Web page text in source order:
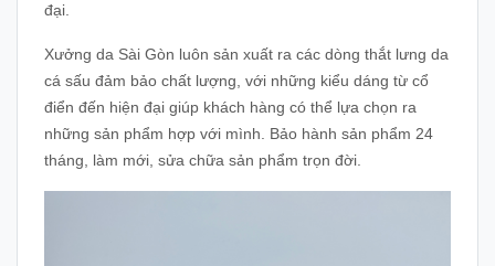
đại.
Xưởng da Sài Gòn luôn sản xuất ra các dòng thắt lưng da
cá sấu đảm bảo chất lượng, với những kiểu dáng từ cổ
điển đến hiện đại giúp khách hàng có thể lựa chọn ra
những sản phẩm hợp với mình. Bảo hành sản phẩm 24
tháng, làm mới, sửa chữa sản phẩm trọn đời.